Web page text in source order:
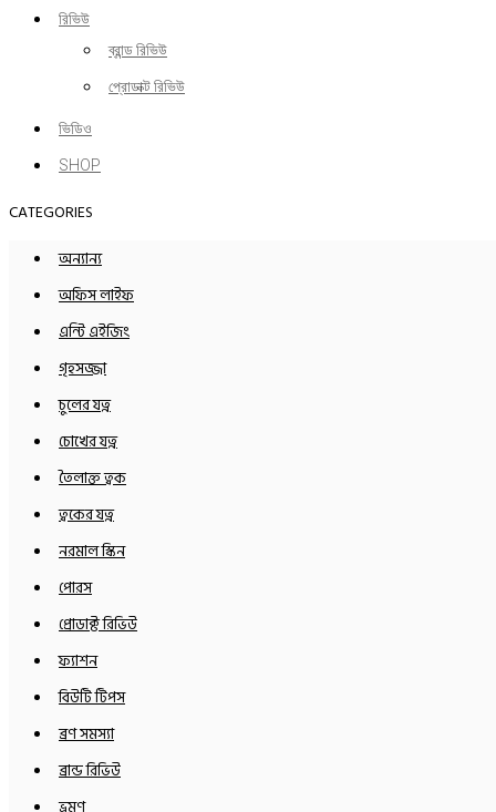
রিভিউ
ব্রান্ড রিভিউ
প্রোডাক্ট রিভিউ
ভিডিও
SHOP
CATEGORIES
অন্যান্য
অফিস লাইফ
এন্টি এইজিং
গৃহসজ্জা
চুলের যত্ন
চোখের যত্ন
তৈলাক্ত ত্বক
ত্বকের যত্ন
নরমাল স্কিন
পোরস
প্রোডাক্ট রিভিউ
ফ্যাশন
বিউটি টিপস
ব্রণ সমস্যা
ব্রান্ড রিভিউ